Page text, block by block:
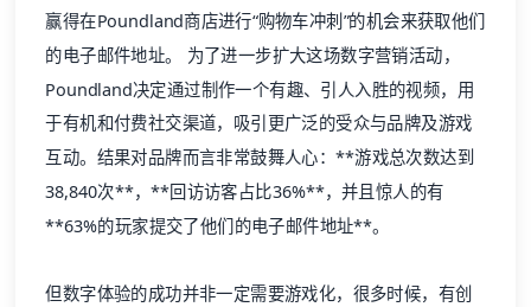
赢得在Poundland商店进行“购物车冲刺”的机会来获取他们
的电子邮件地址。 为了进一步扩大这场数字营销活动，
Poundland决定通过制作一个有趣、引人入胜的视频，用
于有机和付费社交渠道，吸引更广泛的受众与品牌及游戏
互动。结果对品牌而言非常鼓舞人心：**游戏总次数达到
38,840次**，**回访访客占比36%**，并且惊人的有
**63%的玩家提交了他们的电子邮件地址**。
但数字体验的成功并非一定需要游戏化，很多时候，有创